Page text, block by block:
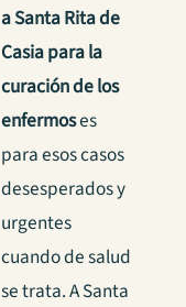
a Santa Rita de
Casia para la
curación de los
enfermoses
para esos casos
desesperados y
urgentes
cuando de salud
se trata. A Santa